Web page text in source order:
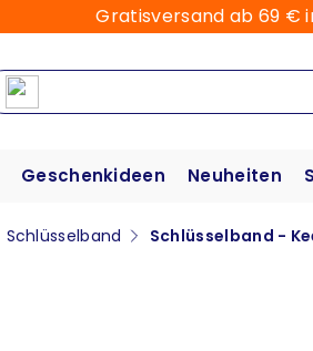
Gratisversand ab 69 €
Geschenkideen Neuheiten
Schlüsselband Schlüsselband -